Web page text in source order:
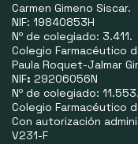
Carmen Gimeno Siscar.
NIF: 19840853H
Nº de colegiado: 3.411.
Colegio Farmacéutico
Paula Roquet-Jalmar
NIF: 29206056N
Nº de colegiado: 11.553.
Colegio Farmacéutico
Con autorización
V231-F